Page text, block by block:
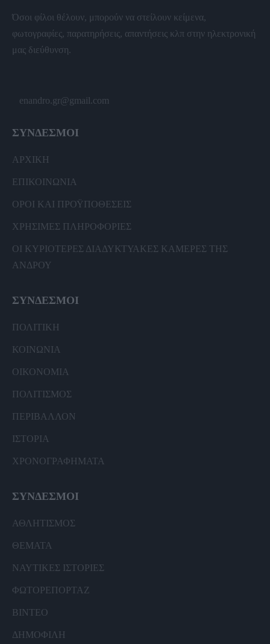
Όσοι φίλοι θέλουν, μπορούν να στείλουν κείμενα,
φωτογραφίες, παρατηρήσεις, απαντήσεις κλπ στην ηλεκτρονική
μας διεύθυνση.
enandro.gr@gmail.com
ΣΥΝΔΕΣΜΟΙ
ΑΡΧΙΚΗ
ΕΠΙΚΟΙΝΩΝΙΑ
ΟΡΟΙ ΚΑΙ ΠΡΟΫΠΟΘΕΣΕΙΣ
ΧΡΗΣΙΜΕΣ ΠΛΗΡΟΦΟΡΙΕΣ
ΟΙ ΚΥΡΙΟΤΕΡΕΣ ΔΙΑΔΥΚΤΥΑΚΕΣ ΚΑΜΕΡΕΣ ΤΗΣ
ΑΝΔΡΟΥ
ΣΥΝΔΕΣΜΟΙ
ΠΟΛΙΤΙΚΗ
ΚΟΙΝΩΝΙΑ
ΟΙΚΟΝΟΜΙΑ
ΠΟΛΙΤΙΣΜΟΣ
ΠΕΡΙΒΑΛΛΟΝ
ΙΣΤΟΡΙΑ
ΧΡΟΝΟΓΡΑΦΗΜΑΤΑ
ΣΥΝΔΕΣΜΟΙ
ΑΘΛΗΤΙΣΜΟΣ
ΘΕΜΑΤΑ
ΝΑΥΤΙΚΕΣ ΙΣΤΟΡΙΕΣ
ΦΩΤΟΡΕΠΟΡΤΑΖ
ΒΙΝΤΕΟ
ΔΗΜΟΦΙΛΗ